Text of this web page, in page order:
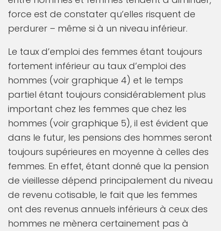
force est de constater qu’elles risquent de
perdurer – même si à un niveau inférieur.
Le taux d’emploi des femmes étant toujours
fortement inférieur au taux d’emploi des
hommes (voir graphique 4) et le temps
partiel étant toujours considérablement plus
important chez les femmes que chez les
hommes (voir graphique 5), il est évident que
dans le futur, les pensions des hommes seront
toujours supérieures en moyenne à celles des
femmes. En effet, étant donné que la pension
de vieillesse dépend principalement du niveau
de revenu cotisable, le fait que les femmes
ont des revenus annuels inférieurs à ceux des
hommes ne mènera certainement pas à